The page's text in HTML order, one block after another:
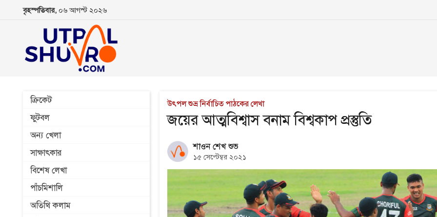
বৃহস্পতিবার, ০৬ আগস্ট ২০২৬
ক্রিকেট
ফুটবল
অন্য খেলা
সাক্ষাৎকার
বিশেষ লেখা
পাঁচমিশালি
অতিথি কলাম
উৎপল শুভ্র নির্বাচিত পাঠকের লেখা
জয়ের আত্মবিশ্বাস বনাম বিশ্বকাপ প্রস্তুতি
শাওন শেখ শুভ
১৫ সেপ্টেম্বর ২০২১